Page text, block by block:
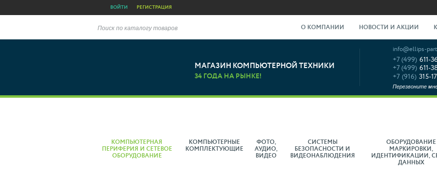
ВОЙТИ РЕГИСТРАЦИЯ
Поиск по каталогу товаров О КОМПАНИИ НОВОСТИ И АКЦИИ
МАГАЗИН КОМПЬЮТЕРНОЙ ТЕХНИКИ
34 ГОДА НА РЫНКЕ!
info@ellips-
+7 (499) 611-
+7 (499) 611-
+7 (916) 315-
Перезвоните
КОМПЬЮТЕРНАЯ
ПЕРИФЕРИЯ И СЕТЕВОЕ
ОБОРУДОВАНИЕ
КОМПЬЮТЕРНЫЕ
КОМПЛЕКТУЮЩИЕ
ФОТО,
АУДИО,
ВИДЕО
СИСТЕМЫ
БЕЗОПАСНОСТИ И
ВИДЕОНАБЛЮДЕНИЯ
ОБОРУДОВАНИЕ
МАРКИРОВКИ,
ИДЕНТИФИКАЦИИ,
ДАННЫХ